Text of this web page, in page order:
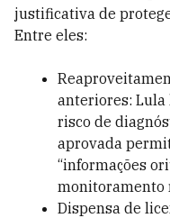
justificativa de
Entre eles:
anteriores:
risco de
aprovada
“informações
monitoramento
Dispensa de